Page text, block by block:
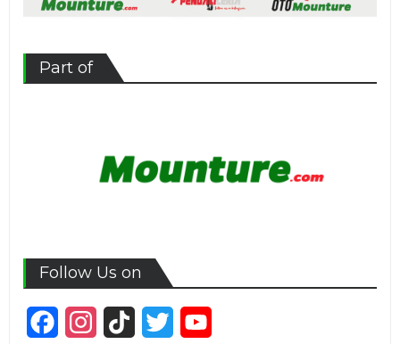
Part of
Follow Us on
FacebookInstagram
TikTok Twitter